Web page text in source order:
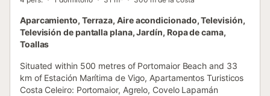
Aparcamiento, Terraza, Aire acondicionado, Televisión,
Televisión de pantalla plana, Jardín, Ropa de cama,
Toallas
Situated within 500 metres of Portomaior Beach and 33
km of Estación Marítima de Vigo, Apartamentos Turisticos
Costa Celeiro: Portomaior, Agrelo, Covelo Lapamán